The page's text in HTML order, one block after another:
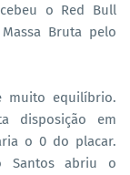
o Red Bull
Bruta pelo
muito equilíbrio.
disposição em
o 0 do placar.
Santos abriu o